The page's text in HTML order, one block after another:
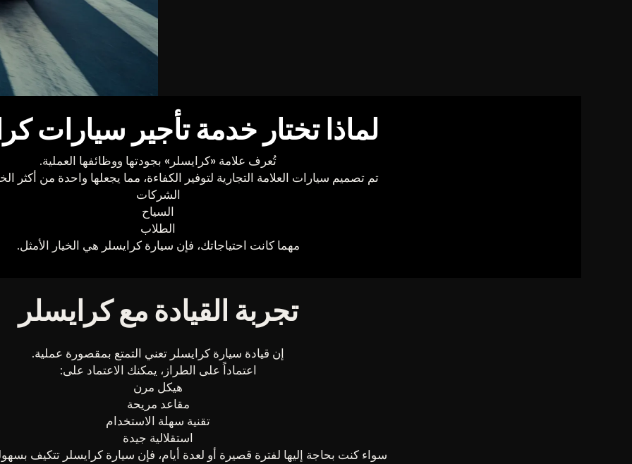
لماذا تختار خدمة تأجير سيارات
تُعرف علامة «كرايسلر» بجودتها ووظائفها العملية.
تم تصميم سيارات العلامة التجارية لتوفير الكفاءة، مما يجعلها واحدة من أكثر
الشركات
السياح
الطلاب
مهما كانت احتياجاتك، فإن سيارة كرايسلر هي الخيار الأمثل.
تجربة القيادة مع كرايسلر
إن قيادة سيارة كرايسلر تعني التمتع بمقصورة عملية.
اعتماداً على الطراز، يمكنك الاعتماد على:
هيكل مرن
مقاعد مريحة
تقنية سهلة الاستخدام
استقلالية جيدة
سواء كنت بحاجة إليها لفترة قصيرة أو لعدة أيام، فإن سيارة كرايسلر تتكيف